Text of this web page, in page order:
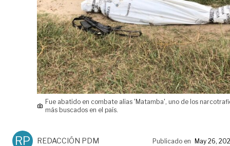
Fue abatido en combate alias 'Matamba', uno de los
más buscados en el país.
RP REDACCIÓN PDM Publicado en May 26,